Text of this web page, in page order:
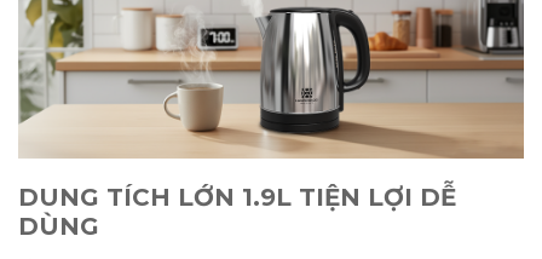
DUNG TÍCH LỚN 1.9L TIỆN LỢI DỄ
DÙNG